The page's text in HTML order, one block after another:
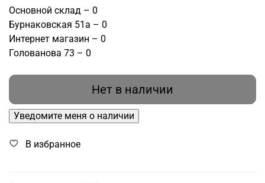
Основной склад – 0
Бурнаковская 51а – 0
Интернет магазин – 0
Голованова 73 – 0
Нет в наличии
Уведомите меня о наличии
В избранное